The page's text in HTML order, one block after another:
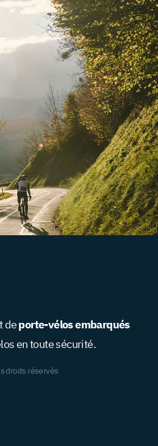
deporte-vélos embarqués
en toute sécurité.
droits réservés